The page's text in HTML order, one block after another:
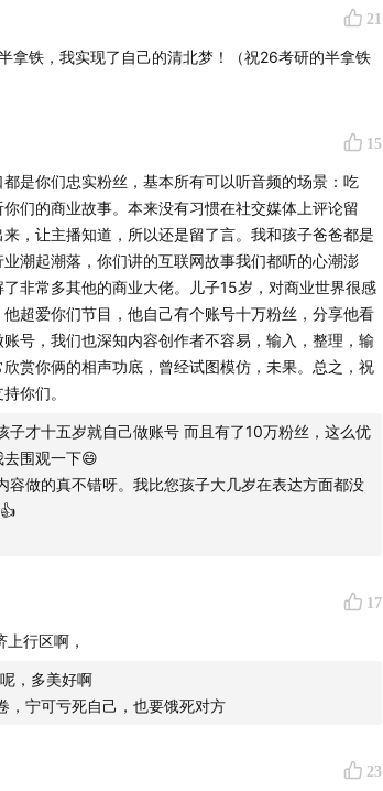
合影
打印的团购券
21
拿铁，我实现了自己的清北梦！（祝26考研的半拿铁
15
是你们忠实粉丝，基本所有可以听音频的场景：吃
们的商业故事。本来没有习惯在社交媒体上评论留
，让主播知道，所以还是留了言。我和孩子爸爸都是
潮起潮落，你们讲的互联网故事我们都听的心潮澎
非常多其他的商业大佬。儿子15岁，对商业世界很感
超爱你们节目，他自己有个账号十万粉丝，分享他看
号，我们也深知内容创作者不容易，输入，整理，输
赏你俩的相声功底，曾经试图模仿，未果。总之，祝
你们。
子才十五岁就自己做账号 而且有了10万粉丝，这么优
围观一下😄
容做的真不错呀。我比您孩子大几岁在表达方面都没
17
行区啊，
，多美好啊
，宁可亏死自己，也要饿死对方
23